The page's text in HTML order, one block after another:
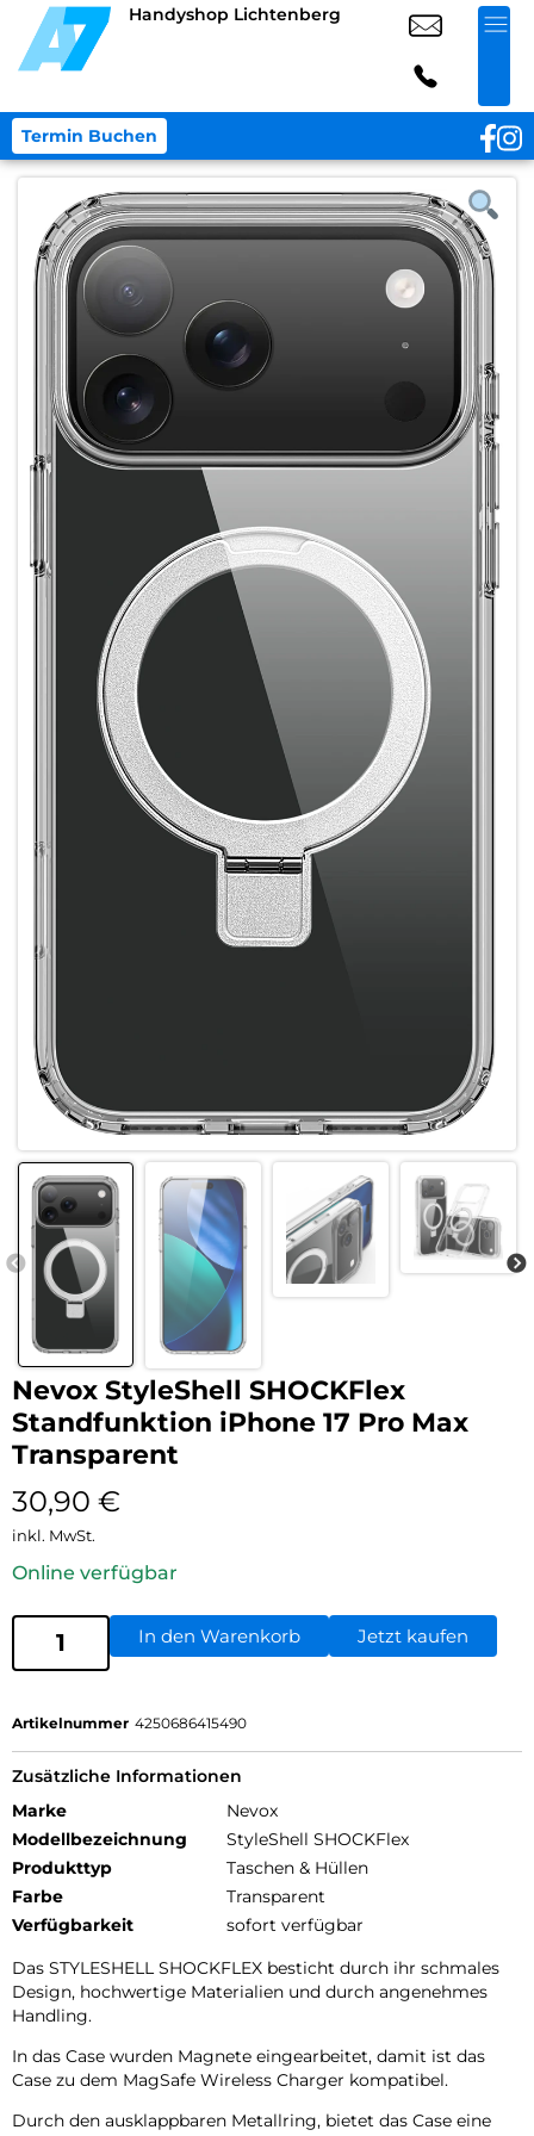
Handyshop Lichtenberg
Termin Buchen
Nevox StyleShell SHOCKFlex
Standfunktion iPhone 17 Pro Max
Transparent
30,90 €
inkl. MwSt.
Online verfügbar
In den Warenkorb Jetzt kaufen
Artikelnummer 4250686415490
Zusätzliche Informationen
Marke
Nevox
Modellbezeichnung
StyleShell SHOCKFlex
Produkttyp
Taschen & Hüllen
Farbe
Transparent
Verfügbarkeit
sofort verfügbar
Das STYLESHELL SHOCKFLEX besticht durch ihr schmales
Design, hochwertige Materialien und durch angenehmes
Handling.
In das Case wurden Magnete eingearbeitet, damit ist das
Case zu dem MagSafe Wireless Charger kompatibel.
Durch den ausklappbaren Metallring, bietet das Case eine